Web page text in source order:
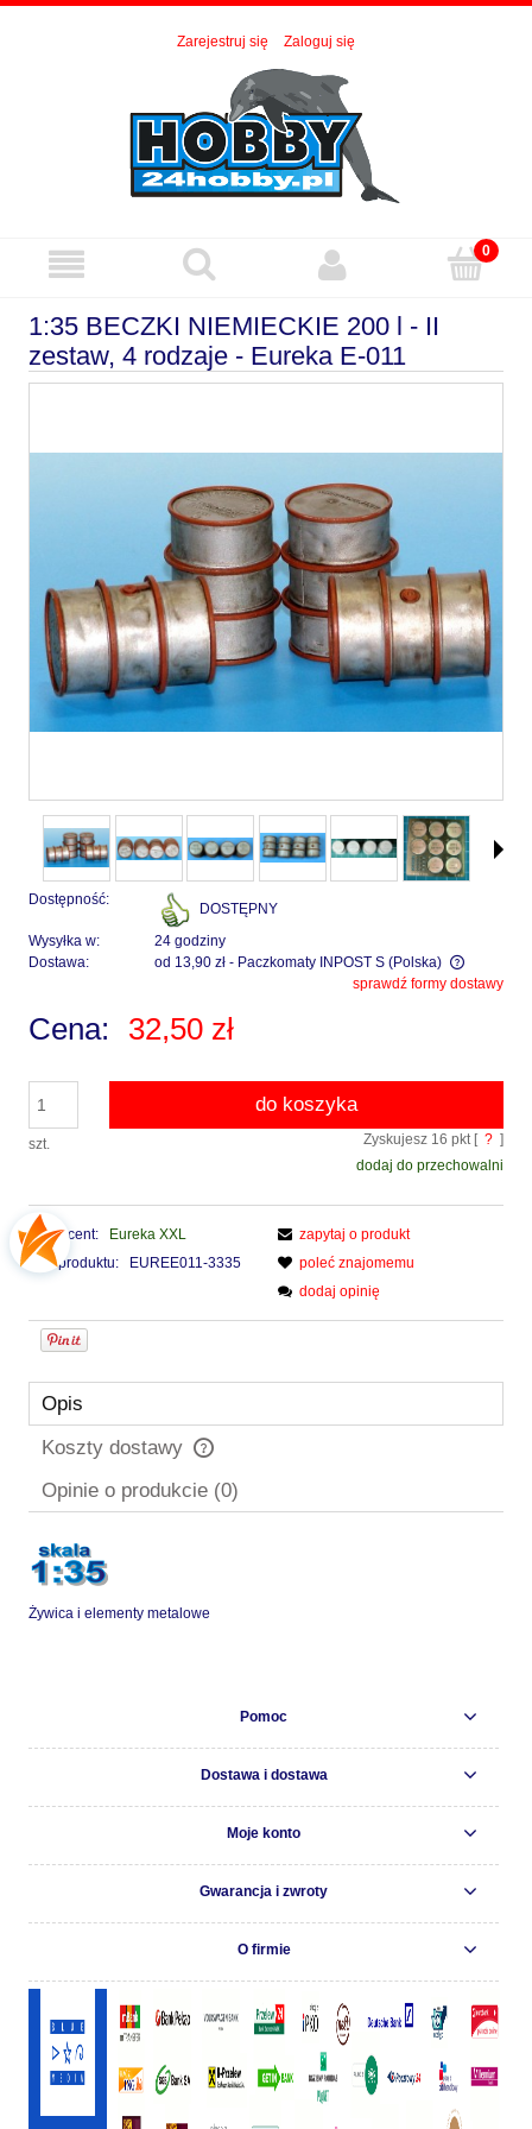
Zarejestruj się Zaloguj się
1:35 BECZKI NIEMIECKIE 200 l - II
zestaw, 4 rodzaje - Eureka E-011
Dostępność:
DOSTĘPNY
Wysyłka w:
24 godziny
Dostawa:
od 13,90 zł - Paczkomaty INPOST S (Polska)
Cena nie zawiera ewentualnych kosztów płatnościsprawdź formy dostawy
Cena: 32,50 zł
szt.
do koszyka
Zyskujesz 16 pkt [ ? ]
dodaj do przechowalni
Producent:
Eureka XXL
Kod produktu:
EUREE011-3335
zapytaj o produkt
poleć znajomemu
dodaj opinię
Opis
Koszty dostawy
Cena nie zawiera ewentualnych kosztów płatności
Opinie o produkcie (0)
Żywica i elementy metalowe
Pomoc
Dostawa i dostawa
Moje konto
Gwarancja i zwroty
O firmie